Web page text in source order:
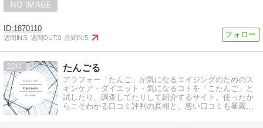
1870110
週間IN:5 週間OUT:0 月間IN:5
22 たんごる
アラフォー「たんご」が気になるエイジングのためのス
キンケア・ダイエット・気になるコトを「こたんご」と
試したり、調査してたりして紹介するサイト。使ったか
らこそわかる口コミ評判の真相と、悪い口コミも暴露し